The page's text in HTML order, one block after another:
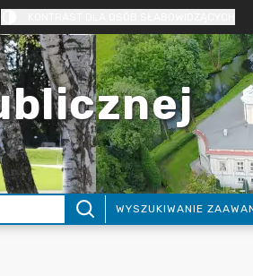
WYSZUKIWANIE